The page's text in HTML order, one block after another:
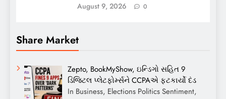
August 9, 2026
0
Share Market
Zepto, BookMyShow, ઇન્ડિગો સહિત 9
ડિજિટલ પ્લેટફોર્મ્સને CCPAએ ફટકાર્યો દંડ
In Business, Elections Politics Sentiment,